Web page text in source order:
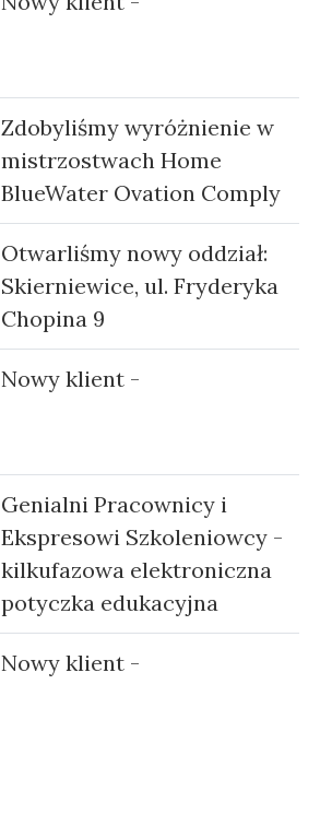
Zdobyliśmy wyróżnienie w
mistrzostwach Home
BlueWater Ovation Comply
Otwarliśmy nowy oddział:
Skierniewice, ul. Fryderyka
Chopina 9
Nowy klient -
Genialni Pracownicy i
Ekspresowi Szkoleniowcy -
kilkufazowa elektroniczna
potyczka edukacyjna
Nowy klient -